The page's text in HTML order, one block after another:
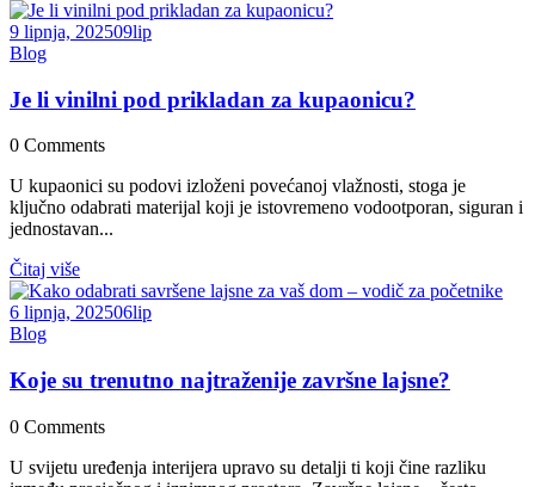
9 lipnja, 202509lip
Blog
Je li vinilni pod prikladan za kupaonicu?
0 Comments
U kupaonici su podovi izloženi povećanoj vlažnosti, stoga je
ključno odabrati materijal koji je istovremeno vodootporan, siguran i
jednostavan...
Čitaj više
6 lipnja, 202506lip
Blog
Koje su trenutno najtraženije završne lajsne?
0 Comments
U svijetu uređenja interijera upravo su detalji ti koji čine razliku